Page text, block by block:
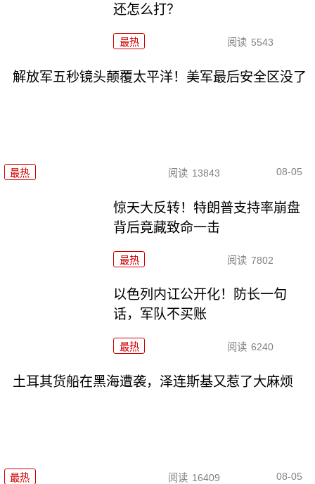
还怎么打？
最热 阅读 5543
解放军五秒镜头颠覆太平洋！美军最后安全区没了
最热 阅读 13843 08-05
惊天大反转！特朗普支持率崩盘
背后竟藏致命一击
最热 阅读 7802
以色列内讧公开化！防长一句
话，军队不买账
最热 阅读 6240
土耳其货船在黑海遭袭，泽连斯基又惹了大麻烦
最热 阅读 16409 08-05